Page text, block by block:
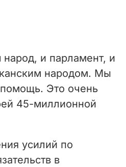
и парламент, и
народом. Мы
Это очень
45-миллионной
усилий по
в